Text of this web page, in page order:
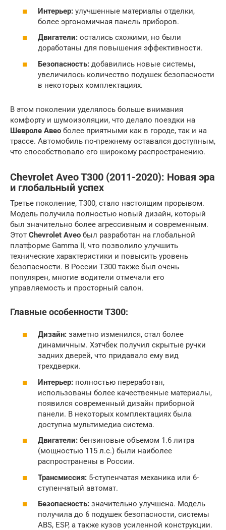
Интерьер: улучшенные материалы отделки,
более эргономичная панель приборов.
Двигатели: остались схожими, но были
доработаны для повышения эффективности.
Безопасность: добавились новые системы,
увеличилось количество подушек безопасности
в некоторых комплектациях.
В этом поколении уделялось больше внимания
комфорту и шумоизоляции, что делало поездки на
Шевроле Авео более приятными как в городе, так и на
трассе. Автомобиль по-прежнему оставался доступным,
что способствовало его широкому распространению.
Chevrolet Aveo T300 (2011-2020): Новая эра
и глобальный успех
Третье поколение, T300, стало настоящим прорывом.
Модель получила полностью новый дизайн, который
был значительно более агрессивным и современным.
Этот Chevrolet Aveo был разработан на глобальной
платформе Gamma II, что позволило улучшить
технические характеристики и повысить уровень
безопасности. В России T300 также был очень
популярен, многие водители отмечали его
управляемость и просторный салон.
Главные особенности T300:
Дизайн: заметно изменился, стал более
динамичным. Хэтчбек получил скрытые ручки
задних дверей, что придавало ему вид
трехдверки.
Интерьер: полностью переработан,
использованы более качественные материалы,
появился современный дизайн приборной
панели. В некоторых комплектациях была
доступна мультимедиа система.
Двигатели: бензиновые объемом 1.6 литра
(мощностью 115 л.с.) были наиболее
распространены в России.
Трансмиссия: 5-ступенчатая механика или 6-
ступенчатый автомат.
Безопасность: значительно улучшена. Модель
получила до 6 подушек безопасности, системы
ABS, ESP, а также кузов усиленной конструкции.